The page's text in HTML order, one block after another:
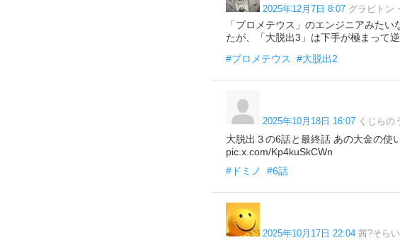
2025年12月7日 8:07 グラビトン
「プロメテウス」のエンジニアみた
たが、「大脱出3」は下手が極まって
#プロメテウス
#大脱出2
2025年10月18日 16:07 くじらの
大脱出３の6話と最終話 あの大金の
pic.x.com/Kp4kuSkCWn
#ドミノ
#6話
2025年10月17日 22:04 茜?そら